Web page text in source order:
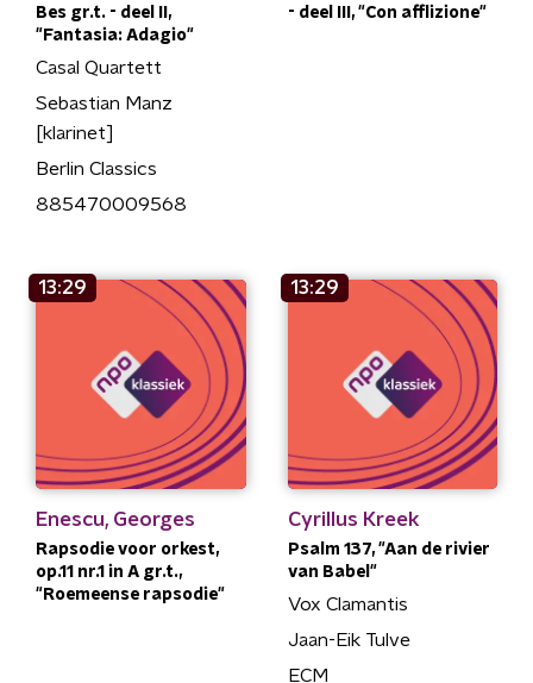
Bes gr.t. - deel II,
"Fantasia: Adagio"
Casal Quartett
Sebastian Manz
[klarinet]
Berlin Classics
885470009568
- deel III, "Con afflizione"
13:29
Enescu, Georges
Rapsodie voor orkest,
op.11 nr.1 in A gr.t.,
"Roemeense rapsodie"
13:29
Cyrillus Kreek
Psalm 137, "Aan de rivier
van Babel"
Vox Clamantis
Jaan-Eik Tulve
ECM